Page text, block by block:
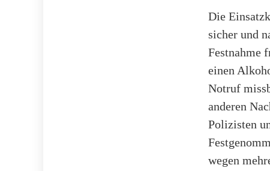
Die
sicher und
Festnahme
einen
Notruf
anderen
Polizisten
wegen